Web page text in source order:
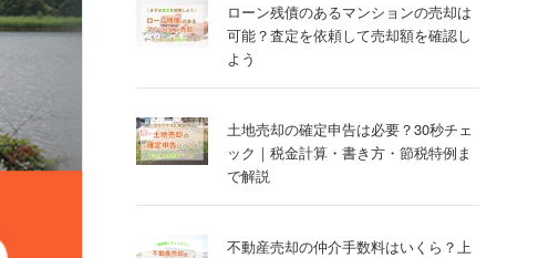
ローン残債のあるマンションの売却は
可能？査定を依頼して売却額を確認し
よう
土地売却の確定申告は必要？30秒チェ
ック｜税金計算・書き方・節税特例ま
で解説
不動産売却の仲介手数料はいくら？上